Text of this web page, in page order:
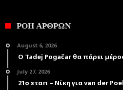
ΡΟΗ ΑΡΘΡΩΝ
August 6, 2026
Ο Tadej Pogačar θα πάρει
July 27, 2026
21ο εταπ – Νίκη για van der